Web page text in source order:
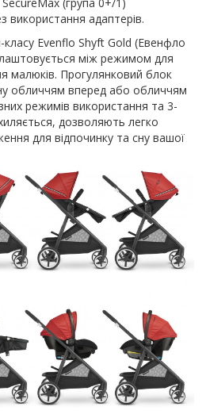
використання адаптерів.
Evenflo Shyft Gold (Евенфло
між режимом для
малюків. Прогулянковий блок
обличчям вперед або обличчям
режимів використання та 3-
дозволяють легко
для відпочинку та сну вашої